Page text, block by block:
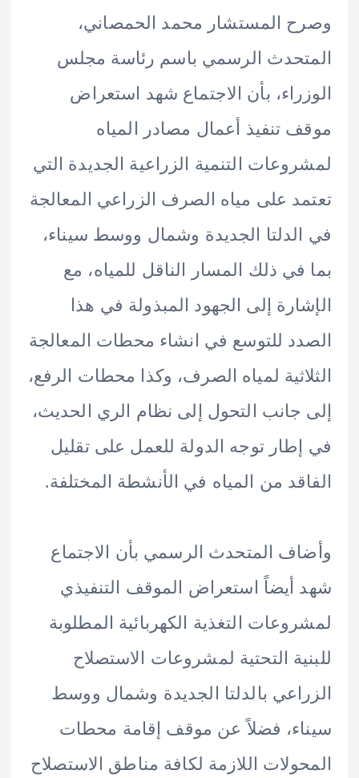
المستشار محمد الحمصاني،
الرسمي باسم رئاسة مجلس
بأن الاجتماع شهد استعراض
تنفيذ أعمال مصادر المياه
التنمية الزراعية الجديدة التي
على مياه الصرف الزراعي المعالجة
الجديدة وشمال ووسط سيناء،
ذلك المسار الناقل للمياه، مع
إلى الجهود المبذولة في هذا
للتوسع في انشاء محطات المعالجة
لمياه الصرف، وكذا محطات الرفع،
التحول إلى نظام الري الحديث،
توجه الدولة للعمل على تقليل
من المياه في الأنشطة المختلفة.
المتحدث الرسمي بأن الاجتماع
استعراض الموقف التنفيذي
التغذية الكهربائية المطلوبة
التحتية لمشروعات الاستصلاح
بالدلتا الجديدة وشمال ووسط
فضلاً عن موقف إقامة محطات
اللازمة لكافة مناطق الاستصلاح